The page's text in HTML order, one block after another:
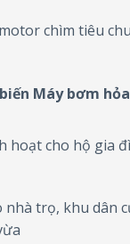
chìm tiêu
Máy bơm
hoạt cho hộ gia
nhà trọ, khu dân